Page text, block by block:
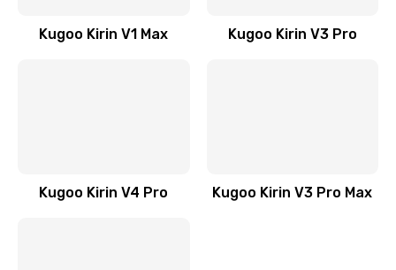
Kugoo Kirin V1 Max Kugoo Kirin V3 Pro
Kugoo Kirin V4 Pro Kugoo Kirin V3 Pro Max